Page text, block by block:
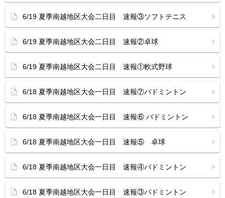
6/19 夏季南越地区大会二日目 速報③ソフトテニス
6/19 夏季南越地区大会二日目 速報②卓球
6/19 夏季南越地区大会二日目 速報①軟式野球
6/18 夏季南越地区大会一日目 速報⑦バドミントン
6/18 夏季南越地区大会一日目 速報⑥ バドミントン
6/18 夏季南越地区大会一日目 速報⑤ 卓球
6/18 夏季南越地区大会一日目 速報④バドミントン
6/18 夏季南越地区大会一日目 速報③バドミントン